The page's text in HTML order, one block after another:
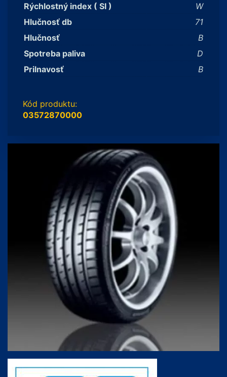
Rýchlostný index ( SI )
W
Hlučnosť db
71
Hlučnosť
B
Spotreba paliva
D
Prilnavosť
B
Kód produktu:
03572870000